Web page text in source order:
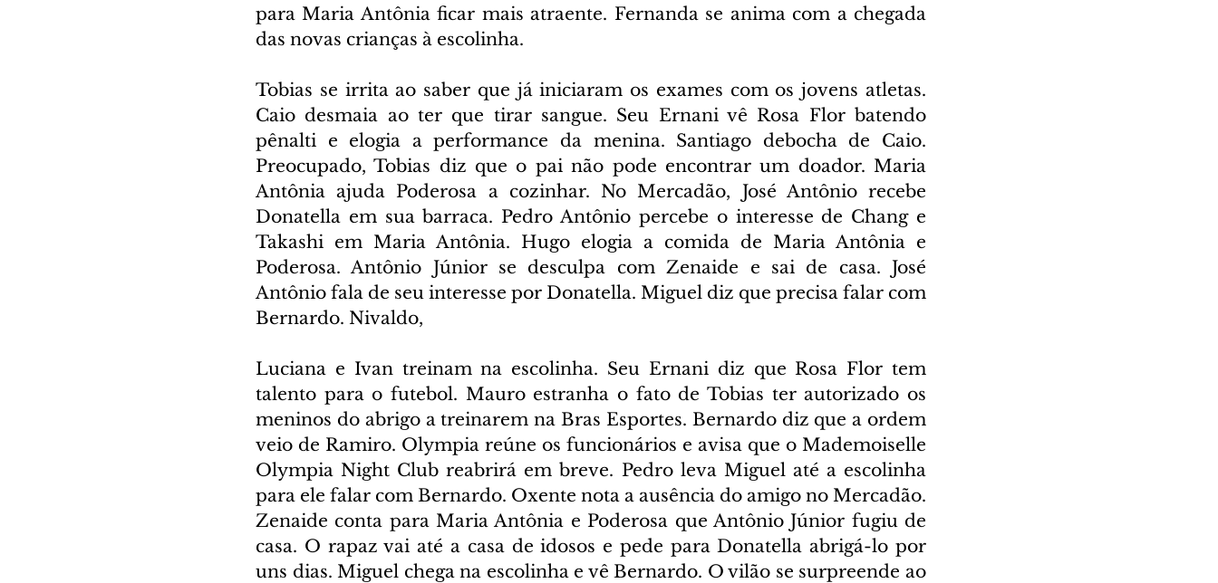
para Maria Antônia ficar mais atraente. Fernanda se anima com a chegada
das novas crianças à escolinha.
Tobias se irrita ao saber que já iniciaram os exames com os jovens atletas.
Caio desmaia ao ter que tirar sangue. Seu Ernani vê Rosa Flor batendo
pênalti e elogia a performance da menina. Santiago debocha de Caio.
Preocupado, Tobias diz que o pai não pode encontrar um doador. Maria
Antônia ajuda Poderosa a cozinhar. No Mercadão, José Antônio recebe
Donatella em sua barraca. Pedro Antônio percebe o interesse de Chang e
Takashi em Maria Antônia. Hugo elogia a comida de Maria Antônia e
Poderosa. Antônio Júnior se desculpa com Zenaide e sai de casa. José
Antônio fala de seu interesse por Donatella. Miguel diz que precisa falar com
Bernardo. Nivaldo,
Luciana e Ivan treinam na escolinha. Seu Ernani diz que Rosa Flor tem
talento para o futebol. Mauro estranha o fato de Tobias ter autorizado os
meninos do abrigo a treinarem na Bras Esportes. Bernardo diz que a ordem
veio de Ramiro. Olympia reúne os funcionários e avisa que o Mademoiselle
Olympia Night Club reabrirá em breve. Pedro leva Miguel até a escolinha
para ele falar com Bernardo. Oxente nota a ausência do amigo no Mercadão.
Zenaide conta para Maria Antônia e Poderosa que Antônio Júnior fugiu de
casa. O rapaz vai até a casa de idosos e pede para Donatella abrigá-lo por
uns dias. Miguel chega na escolinha e vê Bernardo. O vilão se surpreende ao